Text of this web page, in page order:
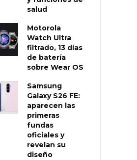
salud
Motorola
Watch Ultra
filtrado, 13 días
de batería
sobre Wear OS
Samsung
Galaxy S26 FE:
aparecen las
primeras
fundas
oficiales y
revelan su
diseño